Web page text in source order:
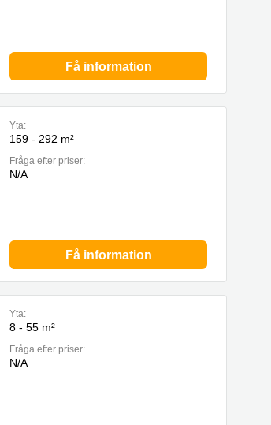
Få information
Yta:
159 - 292 m²
Fråga efter priser:
N/A
Få information
Yta:
8 - 55 m²
Fråga efter priser:
N/A